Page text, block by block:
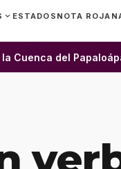
expand_more ESTADOS NOTA ROJA
del